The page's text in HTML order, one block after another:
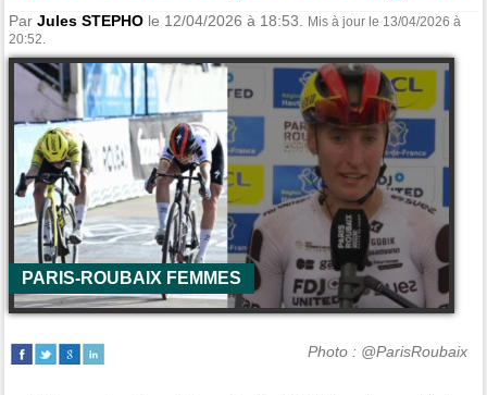
ParJules STEPHO le 12/04/2026 à 18:53.
Mis à jour le 13/04/2026 à
20:52.
PARIS-ROUBAIX FEMMES
Photo : @ParisRoubaix